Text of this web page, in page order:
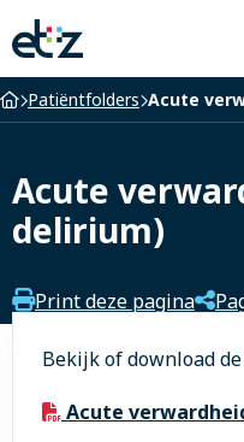
Elisabeth-
TweeSteden
Ziekenhuis
Home
Patiëntfolders Acute
Acute
delirium)
Print deze pagina
Bekijk of download
Acute